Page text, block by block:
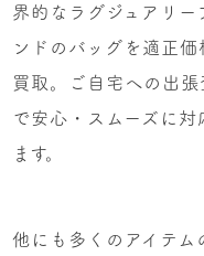
界的なラグジュアリー
ンドのバッグを適正価
買取。ご自宅への出張
で安心・スムーズに対
ます。
他にも多くのアイテム